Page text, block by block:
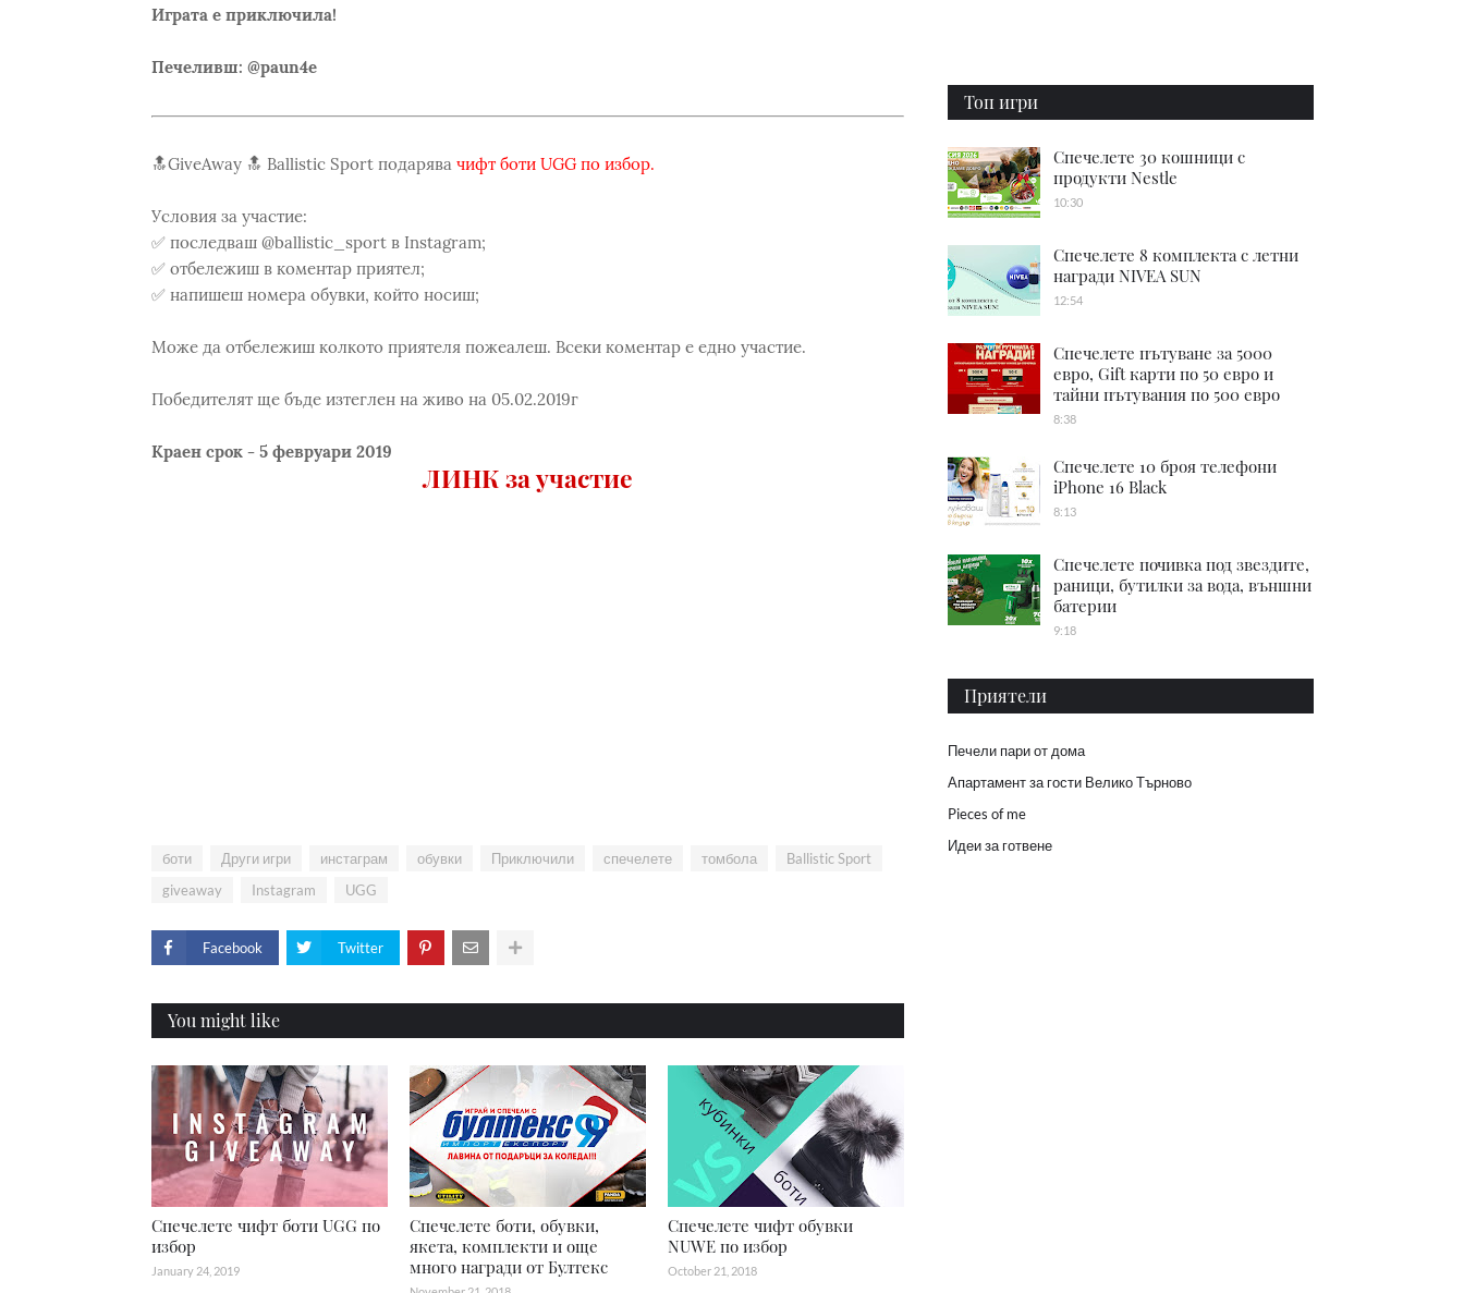
Играта е приключила!
Печеливш: @paun4e
🔝GiveAway 🔝 Ballistic Sport подарява чифт боти UGG по избор.
Условия за участие:
✅ последваш @ballistic_sport в Instagram;
✅ отбележиш в коментар приятел;
✅ напишеш номера обувки, който носиш;
Може да отбележиш колкото приятеля пожеалеш. Всеки коментар е едно участие.
Победителят ще бъде изтеглен на живо на 05.02.2019г
Краен срок - 5 февруари 2019
ЛИНК за участие
боти Други игри инстаграм обувки Приключили спечелете томбола
Ballistic Sport
giveaway
Instagram UGG
Facebook Twitter
You might like
Спечелете чифт боти UGG по
избор
January 24, 2019
Спечелете боти, обувки,
якета, комплекти и още
много награди от Бултекс
Спечелете чифт обувки
NUWE по избор
October 21, 2018
Топ игри
Спечелете 30 кошници с
продукти Nestle
10:30
Спечелете 8 комплекта с летни
награди NIVEA SUN
12:54
Спечелете пътуване за 5000
евро, Gift карти по 50 евро и
тайни пътувания по 500 евро
8:38
Спечелете 10 броя телефони
iPhone 16 Black
8:13
Спечелете почивка под звездите,
раници, бутилки за вода, външни
батерии
9:18
Приятели
Печели пари от дома
Апартамент за гости Велико Търново
Pieces of me
Идеи за готвене